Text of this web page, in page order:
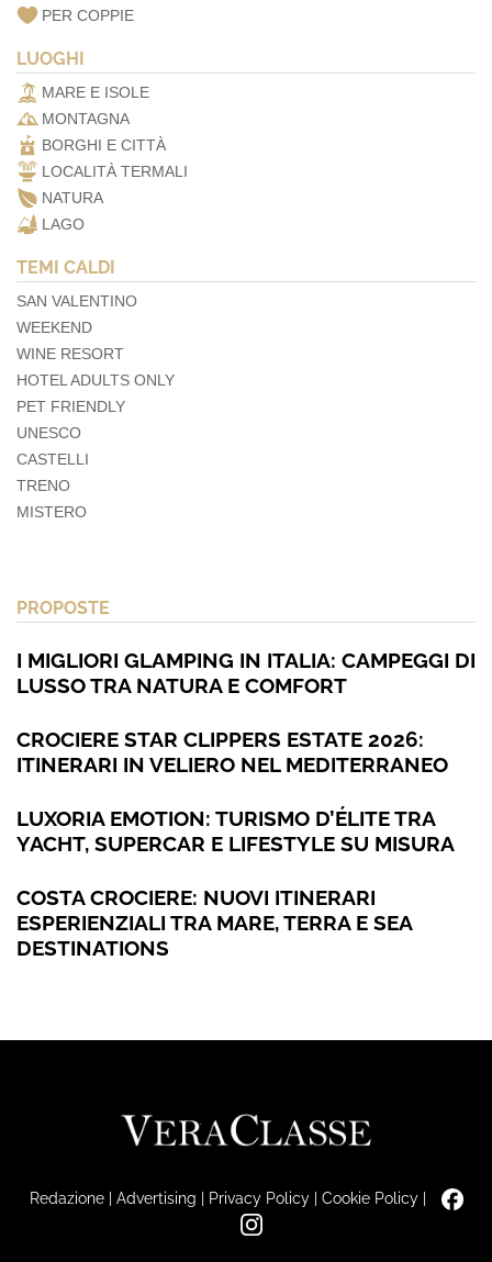
PER COPPIE
LUOGHI
MARE E ISOLE
MONTAGNA
BORGHI E CITTÀ
LOCALITÀ TERMALI
NATURA
LAGO
TEMI CALDI
SAN VALENTINO
WEEKEND
WINE RESORT
HOTEL ADULTS ONLY
PET FRIENDLY
UNESCO
CASTELLI
TRENO
MISTERO
PROPOSTE
I MIGLIORI GLAMPING IN ITALIA: CAMPEGGI DI
LUSSO TRA NATURA E COMFORT
CROCIERE STAR CLIPPERS ESTATE 2026:
ITINERARI IN VELIERO NEL MEDITERRANEO
LUXORIA EMOTION: TURISMO D’ÉLITE TRA
YACHT, SUPERCAR E LIFESTYLE SU MISURA
COSTA CROCIERE: NUOVI ITINERARI
ESPERIENZIALI TRA MARE, TERRA E SEA
DESTINATIONS
Redazione| Advertising | Privacy Policy| Cookie Policy|